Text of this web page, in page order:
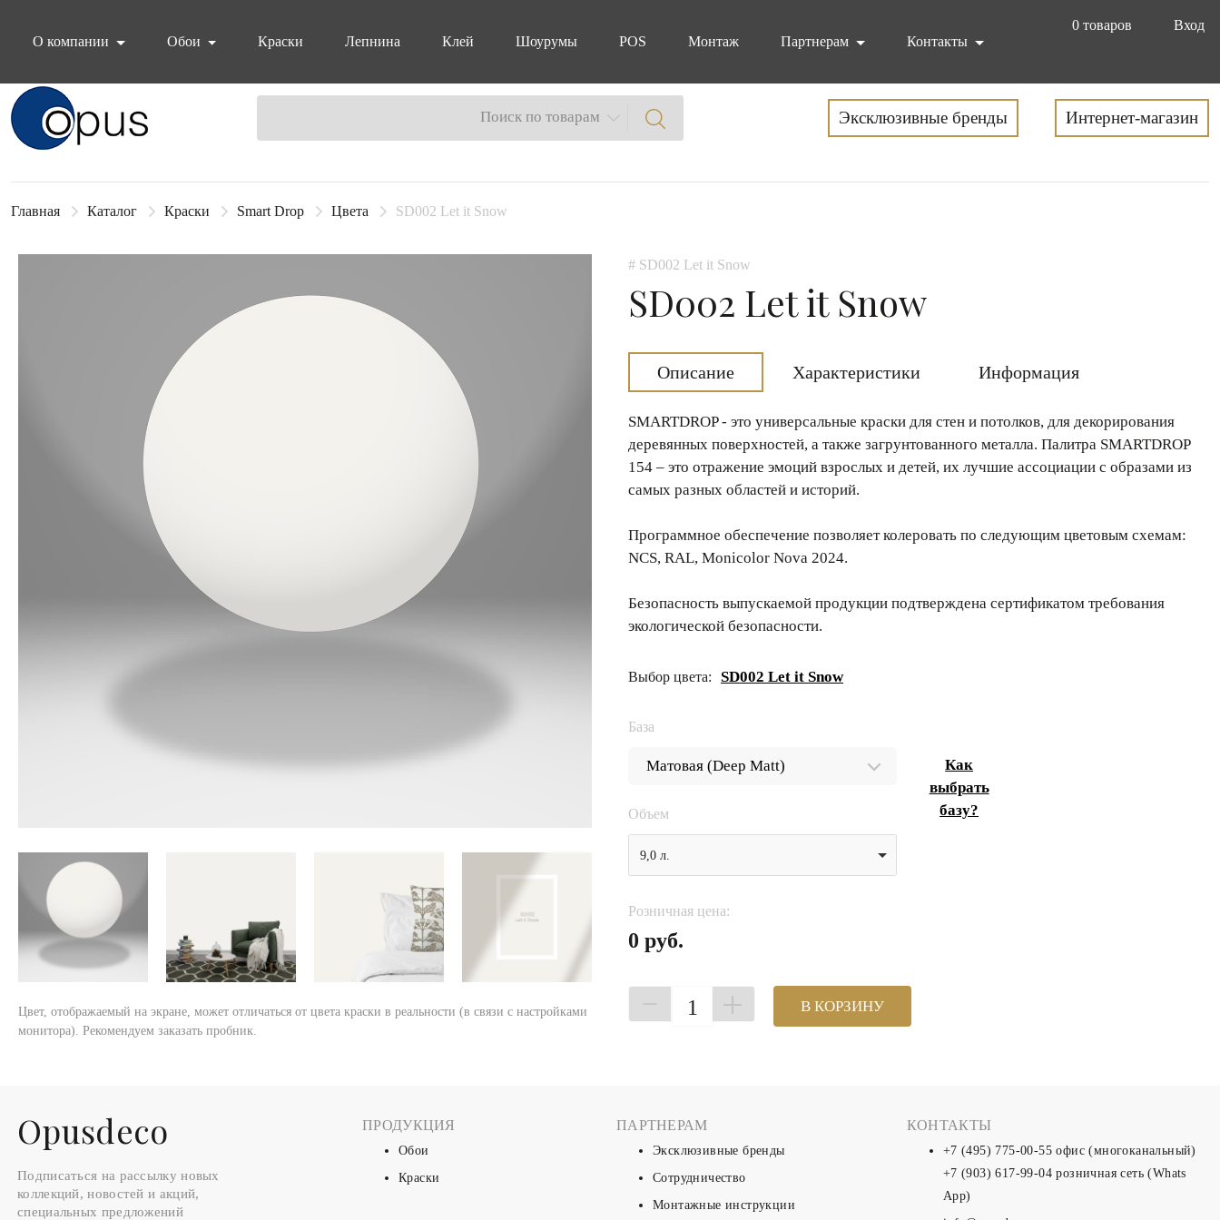
0 товаров
Вход
О компании
Обои Краски Лепнина Клей Шоурумы POS Монтаж Партнерам Контакты
Блок поиска Поиск по товарам Эксклюзивные бренды Интернет-магазин
Главная Каталог Краски Smart Drop Цвета SD002 Let it Snow
Цвет, отображаемый на экране, может отличаться от цвета краски в реальности (в связи с настройками
монитора). Рекомендуем заказать пробник.
# SD002 Let it Snow
SD002 Let it Snow
Описание Характеристики Информация
SMARTDROP - это универсальные краски для стен и потолков, для декорирования
деревянных поверхностей, а также загрунтованного металла. Палитра SMARTDROP
154 – это отражение эмоций взрослых и детей, их лучшие ассоциации с образами из
самых разных областей и историй.
Программное обеспечение позволяет колеровать по следующим цветовым схемам:
NCS, RAL, Monicolor Nova 2024.
Безопасность выпускаемой продукции подтверждена сертификатом требования
экологической безопасности.
Выбор цвета: SD002 Let it Snow
База
Как
выбрать
базу?
Объем
9,0 л.
Розничная цена:
0 руб.
1 В КОРЗИНУ
Оpusdeco
Подписаться на рассылку новых
коллекций, новостей и акций,
специальных предложений
ПРОДУКЦИЯ
Обои
Краски
ПАРТНЕРАМ
Эксклюзивные бренды
Сотрудничество
Монтажные инструкции
КОНТАКТЫ
+7 (495) 775-00-55 офис (многоканальный)
+7 (903) 617-99-04 розничная сеть (Whats
App)